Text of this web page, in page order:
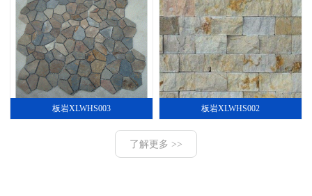
板岩XLWHS003 板岩XLWHS002
了解更多 >>